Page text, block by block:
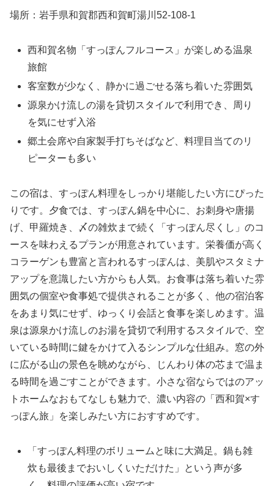
場所：岩手県和賀郡西和賀町湯川52-108-1
西和賀名物「すっぽんフルコース」が楽しめる温泉
旅館
客室数が少なく、静かに過ごせる落ち着いた雰囲気
源泉かけ流しの湯を貸切スタイルで利用でき、周り
を気にせず入浴
郷土会席や自家製手打ちそばなど、料理目当てのリ
ピーターも多い
この宿は、すっぽん料理をしっかり堪能したい方にぴった
りです。夕食では、すっぽん鍋を中心に、お刺身や唐揚
げ、甲羅焼き、〆の雑炊まで続く「すっぽん尽くし」のコ
ースを味わえるプランが用意されています。栄養価が高く
コラーゲンも豊富と言われるすっぽんは、美肌やスタミナ
アップを意識したい方からも人気。お食事は落ち着いた雰
囲気の個室や食事処で提供されることが多く、他の宿泊客
をあまり気にせず、ゆっくり会話と食事を楽しめます。温
泉は源泉かけ流しのお湯を貸切で利用するスタイルで、空
いている時間に鍵をかけて入るシンプルな仕組み。窓の外
に広がる山の景色を眺めながら、じんわり体の芯まで温ま
る時間を過ごすことができます。小さな宿ならではのアッ
トホームなおもてなしも魅力で、濃い内容の「西和賀×す
っぽん旅」を楽しみたい方におすすめです。
「すっぽん料理のボリュームと味に大満足。鍋も雑
炊も最後までおいしくいただけた」という声が多